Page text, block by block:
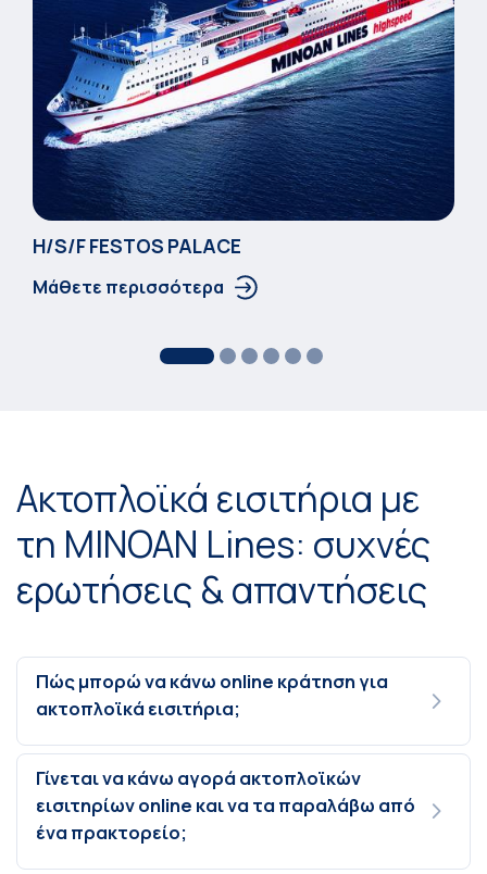
Η/S/F FESTOS PALACΕ
Μάθετε περισσότερα
Ακτοπλοϊκά εισιτήρια με
τη MINOAN Lines: συχνές
ερωτήσεις & απαντήσεις
Πώς μπορώ να κάνω online κράτηση για
ακτοπλοϊκά εισιτήρια;
Γίνεται να κάνω αγορά ακτοπλοϊκών
εισιτηρίων online και να τα παραλάβω από
ένα πρακτορείο;